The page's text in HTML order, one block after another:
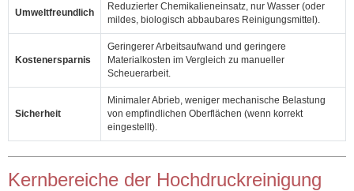
Umweltfreundlich
Reduzierter Chemikalieneinsatz, nur Wasser (oder
mildes, biologisch abbaubares Reinigungsmittel).
Kostenersparnis
Geringerer Arbeitsaufwand und geringere
Materialkosten im Vergleich zu manueller
Scheuerarbeit.
Sicherheit
Minimaler Abrieb, weniger mechanische Belastung
von empfindlichen Oberflächen (wenn korrekt
eingestellt).
Kernbereiche der Hochdruckreinigung